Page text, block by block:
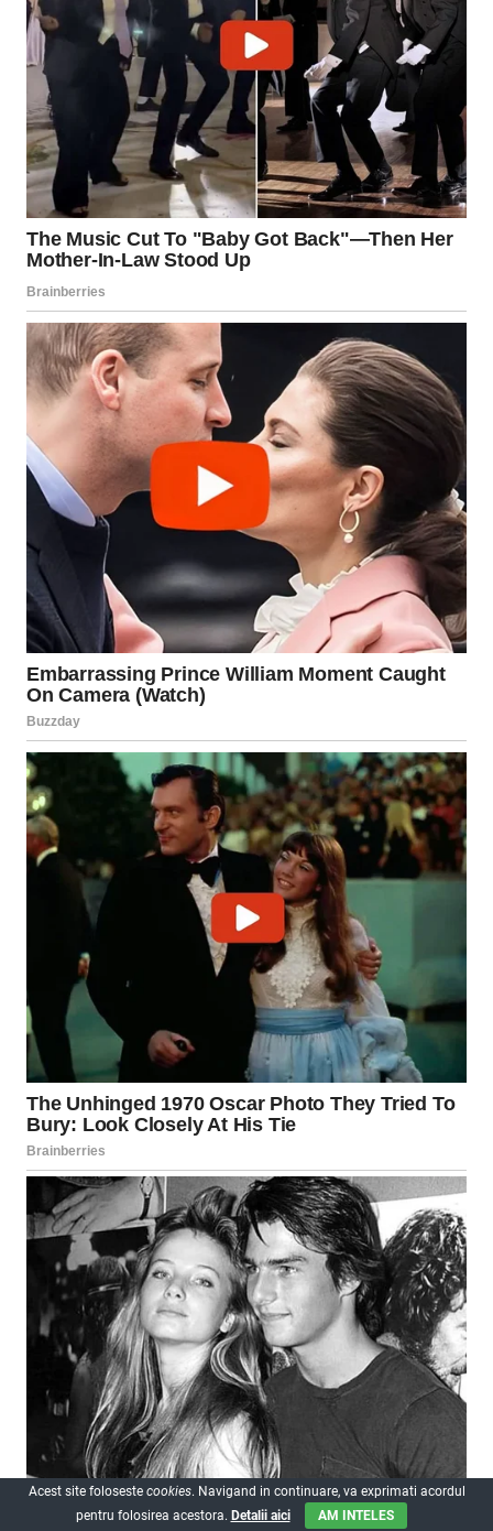
Acest site foloseste cookies. Navigand in continuare, va exprimati acordul
pentru folosirea acestora. Detalii aici AM INTELES